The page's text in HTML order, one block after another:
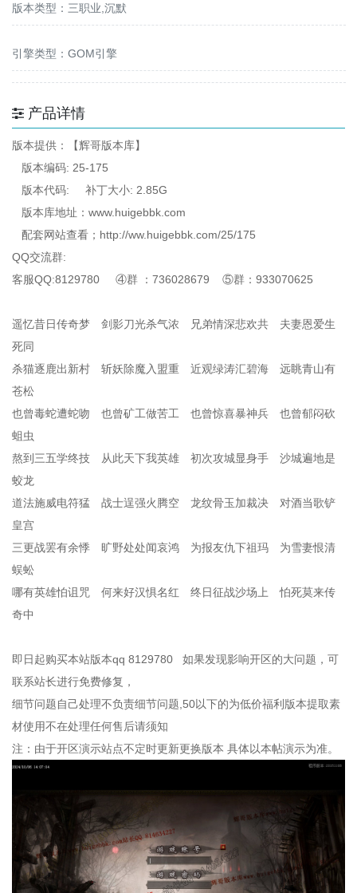
版本类型：三职业,沉默
引擎类型：GOM引擎
产品详情
版本提供：【辉哥版本库】
版本编码: 25-175
版本代码: 补丁大小: 2.85G
版本库地址：www.huigebbk.com
配套网站查看；http://ww.huigebbk.com/25/175
QQ交流群:
客服QQ:8129780 ④群 ：736028679 ⑤群：933070625
遥忆昔日传奇梦 剑影刀光杀气浓 兄弟情深悲欢共 夫妻恩爱生
死同
杀猫逐鹿出新村 斩妖除魔入盟重 近观绿涛汇碧海 远眺青山有
苍松
也曾毒蛇遭蛇吻 也曾矿工做苦工 也曾惊喜暴神兵 也曾郁闷砍
蛆虫
熬到三五学终技 从此天下我英雄 初次攻城显身手 沙城遍地是
蛟龙
道法施威电符猛 战士逞强火腾空 龙纹骨玉加裁决 对酒当歌铲
皇宫
三更战罢有余悸 旷野处处闻哀鸿 为报友仇下祖玛 为雪妻恨清
蜈蚣
哪有英雄怕诅咒 何来好汉惧名红 终日征战沙场上 怕死莫来传
奇中
即日起购买本站版本qq 8129780 如果发现影响开区的大问题，可
联系站长进行免费修复，
细节问题自己处理不负责细节问题,50以下的为低价福利版本提取素
材使用不在处理任何售后请须知
注：由于开区演示站点不定时更新更换版本 具体以本帖演示为准。